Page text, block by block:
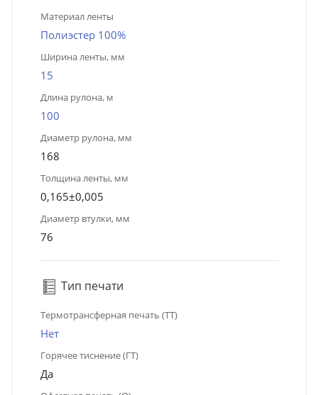
Материал ленты
Полиэстер 100%
Ширина ленты, мм
15
Длина рулона, м
100
Диаметр рулона, мм
168
Толщина ленты, мм
0,165±0,005
Диаметр втулки, мм
76
Тип печати
Термотрансферная печать (ТТ)
Нет
Горячее тиснение (ГТ)
Да